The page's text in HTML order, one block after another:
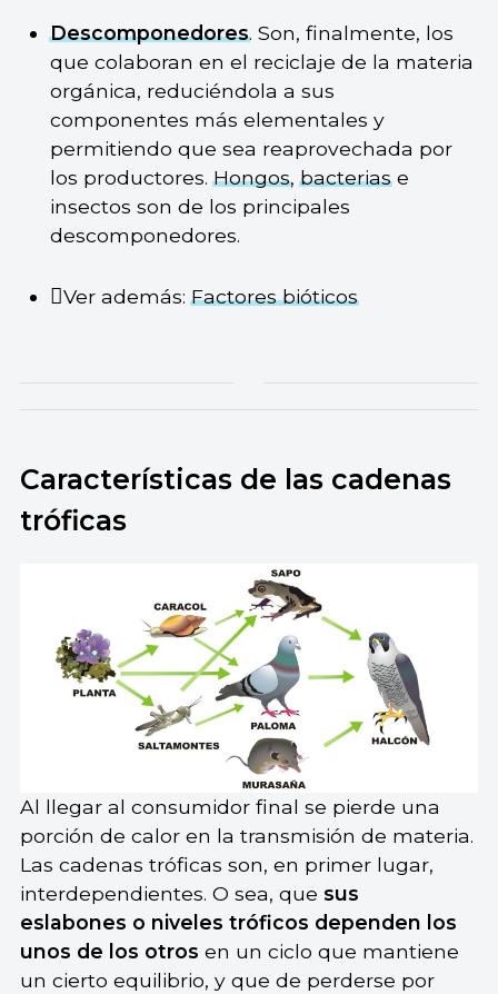
Descomponedores. Son, finalmente, los
que colaboran en el reciclaje de la materia
orgánica, reduciéndola a sus
componentes más elementales y
permitiendo que sea reaprovechada por
los productores.Hongos,bacteriase
insectos son de los principales
descomponedores.
Ver además:Factores bióticos
Características de las cadenas
tróficas
Al llegar al consumidor final se pierde una
porción de calor en la transmisión de materia.
Las cadenas tróficas son, en primer lugar,
interdependientes. O sea, que sus
eslabones o niveles tróficos dependen los
unos de los otros en un ciclo que mantiene
un cierto equilibrio, y que de perderse por